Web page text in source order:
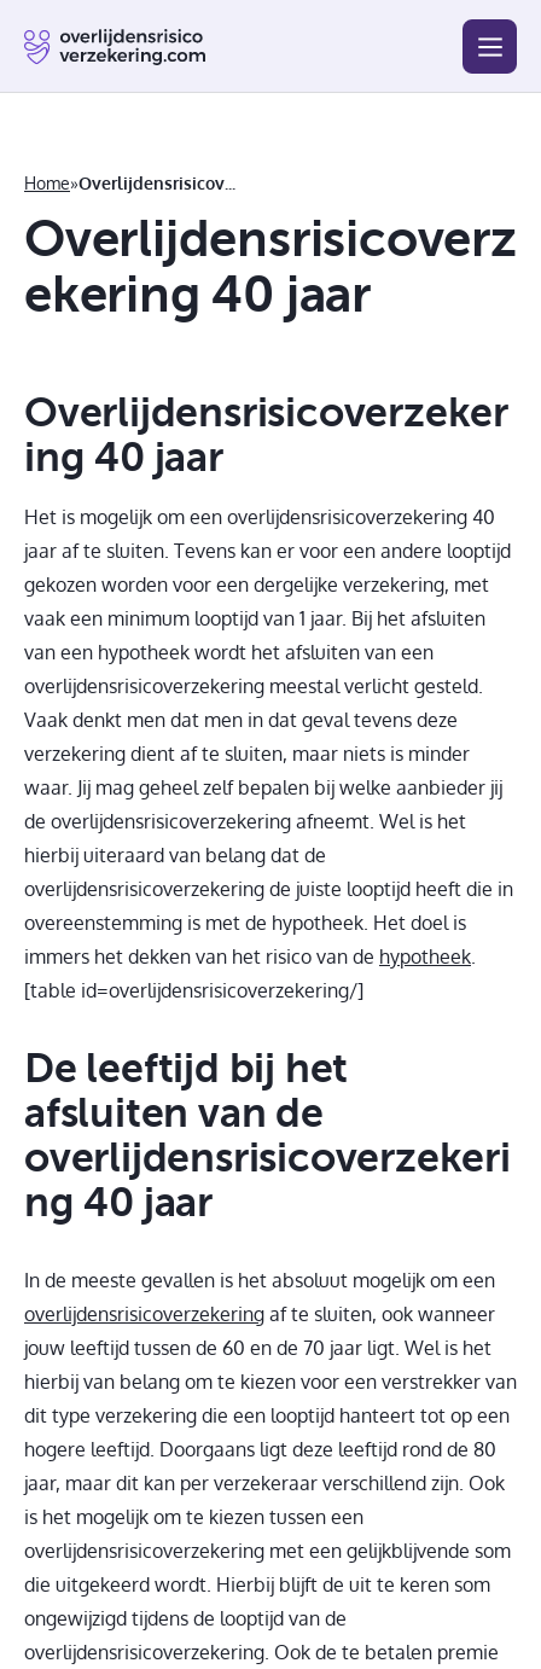
Beste
Home»
Overlijdensrisicoverz
ekering 40 jaar
Overlijdensrisicoverzeker
ing 40 jaar
Het is mogelijk om een overlijdensrisicoverzekering 40
jaar af te sluiten. Tevens kan er voor een andere looptijd
gekozen worden voor een dergelijke verzekering, met
vaak een minimum looptijd van 1 jaar. Bij het afsluiten
van een hypotheek wordt het afsluiten van een
overlijdensrisicoverzekering meestal verlicht gesteld.
Vaak denkt men dat men in dat geval tevens deze
verzekering dient af te sluiten, maar niets is minder
waar. Jij mag geheel zelf bepalen bij welke aanbieder jij
de overlijdensrisicoverzekering afneemt. Wel is het
hierbij uiteraard van belang dat de
overlijdensrisicoverzekering de juiste looptijd heeft die in
overeenstemming is met de hypotheek. Het doel is
immers het dekken van het risico van de hypotheek
[table id=overlijdensrisicoverzekering/]
De leeftijd bij het
afsluiten van de
overlijdensrisicoverzekeri
ng 40 jaar
In de meeste gevallen is het absoluut mogelijk om een
overlijdensrisicoverzekering af te sluiten, ook wanneer
jouw leeftijd tussen de 60 en de 70 jaar ligt. Wel is het
hierbij van belang om te kiezen voor een verstrekker van
dit type verzekering die een looptijd hanteert tot op een
hogere leeftijd. Doorgaans ligt deze leeftijd rond de 80
jaar, maar dit kan per verzekeraar verschillend zijn. Ook
is het mogelijk om te kiezen tussen een
overlijdensrisicoverzekering met een gelijkblijvende som
die uitgekeerd wordt. Hierbij blijft de uit te keren som
ongewijzigd tijdens de looptijd van de
overlijdensrisicoverzekering. Ook de te betalen premie